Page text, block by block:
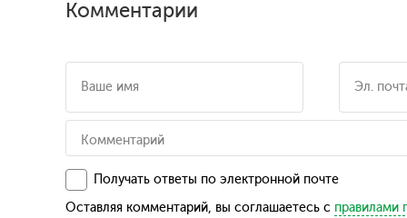
Комментарии
Получать ответы по электронной почте
Оставляя комментарий, вы соглашаетесь с правилами